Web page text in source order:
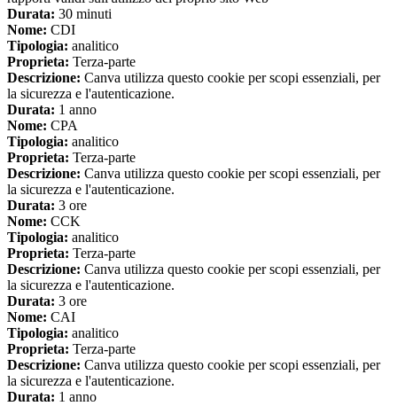
Durata: 30 minuti
Nome: CDI
Tipologia: analitico
Proprieta: Terza-parte
Descrizione: Canva utilizza questo cookie per scopi essenziali, per
la sicurezza e l'autenticazione.
Durata: 1 anno
Nome: CPA
Tipologia: analitico
Proprieta: Terza-parte
Descrizione: Canva utilizza questo cookie per scopi essenziali, per
la sicurezza e l'autenticazione.
Durata: 3 ore
Nome: CCK
Tipologia: analitico
Proprieta: Terza-parte
Descrizione: Canva utilizza questo cookie per scopi essenziali, per
la sicurezza e l'autenticazione.
Durata: 3 ore
Nome: CAI
Tipologia: analitico
Proprieta: Terza-parte
Descrizione: Canva utilizza questo cookie per scopi essenziali, per
la sicurezza e l'autenticazione.
Durata: 1 anno